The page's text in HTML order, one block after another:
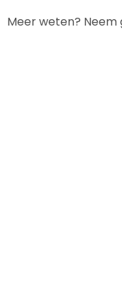
Meer weten?